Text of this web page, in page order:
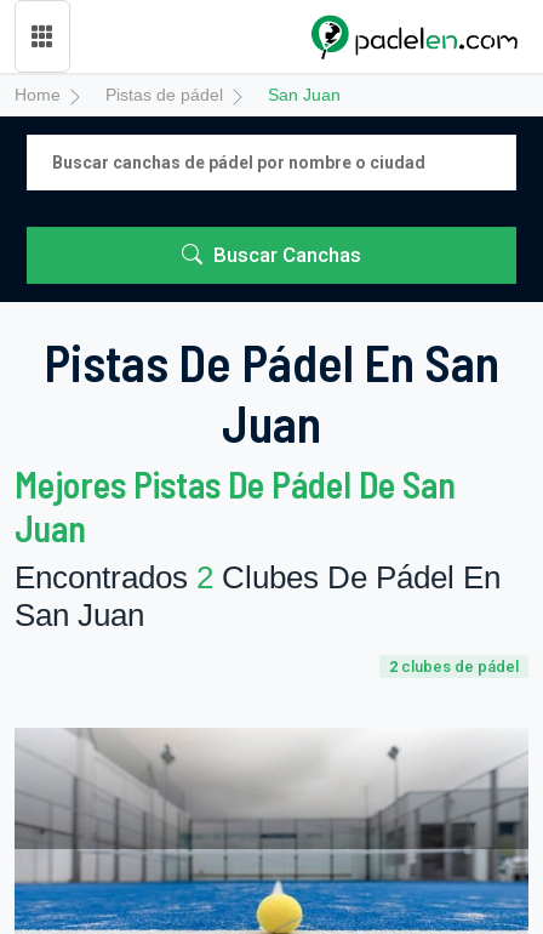
Home Pistas de pádel San Juan
Buscar Canchas
Pistas De Pádel En San
Juan
Mejores Pistas De Pádel De San
Juan
Encontrados 2 Clubes De Pádel En
San Juan
2 clubes de pádel